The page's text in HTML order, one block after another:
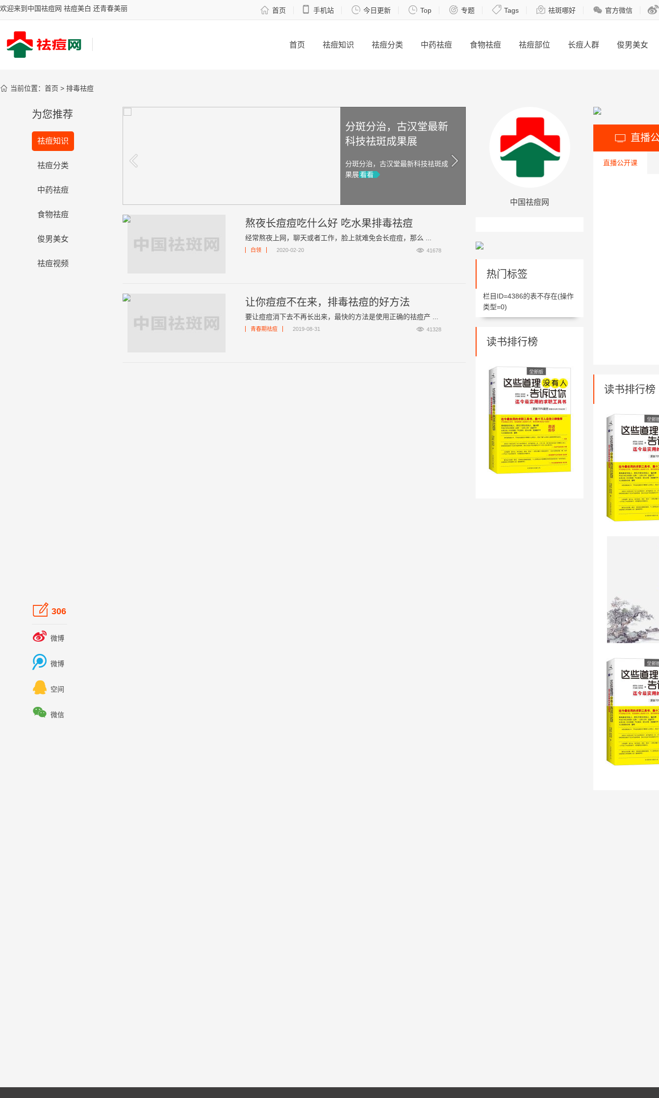
欢迎来到中国祛痘网 祛痘美白 还青春美丽  首页  手机站  今日更新  Top  专题  Tags  祛斑哪好  官方微信 
首页 祛痘知识 祛痘分类 中药祛痘 食物祛痘 祛痘部位 长痘人群 俊男美女
 当前位置： 首页 > 排毒祛痘
为您推荐
祛痘知识
祛痘分类
中药祛痘
食物祛痘
俊男美女
祛痘视频
 306
 微博
 微博
 空间
 微信
台湾女星御用古汉堂研究院祛斑圣
品，祛斑效果风靡全国
分斑分治，古汉堂最新
科技祛斑成果展
分斑分治，古汉堂最新科技祛斑成
果展看看
熬夜长痘痘吃什么好 吃水果排毒祛痘
经常熬夜上网，聊天或者工作，脸上就难免会长痘痘，那么 ...
 41678
白领 2020-02-20
让你痘痘不在来，排毒祛痘的好方法
要让痘痘消下去不再长出来，最快的方法是使用正确的祛痘产 ...
 41328
青春期祛痘 2019-08-31
中国祛痘网
热门标签
栏目ID=4386的表不存在(操作
类型=0)
读书排行榜
 直播
直播公开课
读书排行榜